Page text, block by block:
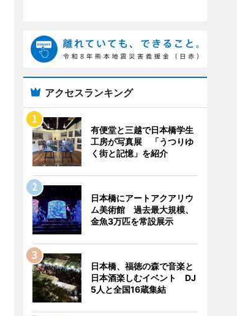
アクセスランキング
有便堂と三越で日本橋学生
工房が写真展 「うつりゆ
く街と記憶」を紹介
日本橋にアートアクアリウ
ム美術館 過去最大規模、
金魚3万匹を常設展示
日本橋、福徳の森で音楽と
日本酒楽しむイベント DJ
5人と全国16蔵集結